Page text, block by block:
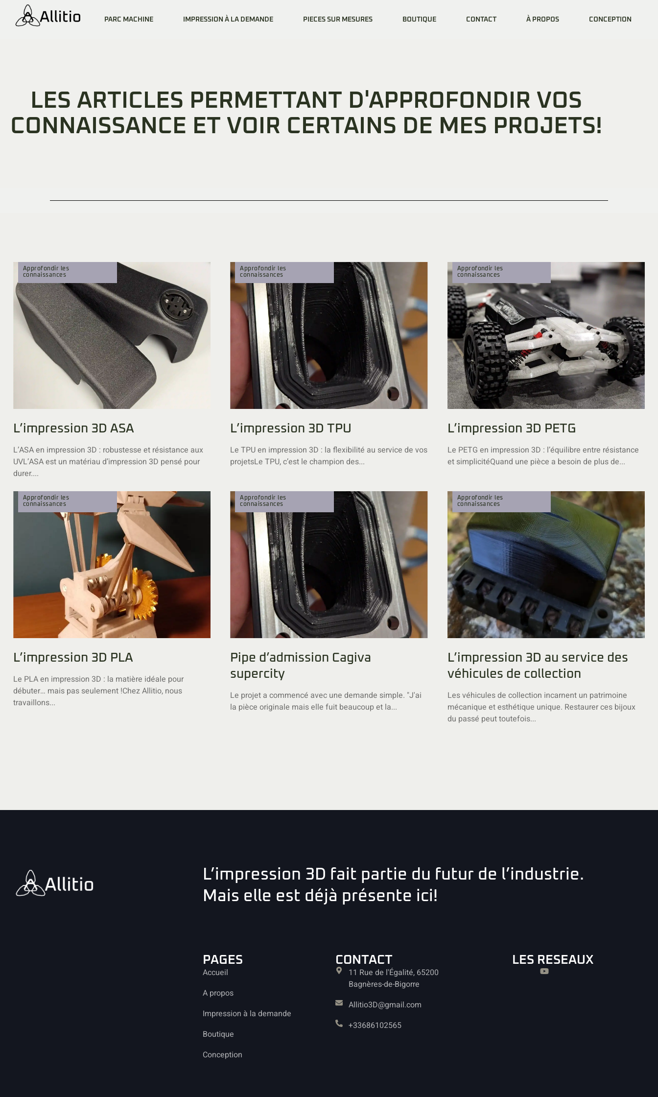
PARC MACHINE IMPRESSION À LA DEMANDE PIECES SUR MESURES BOUTIQUE CONTACT À PROPOS CONCEPTION
LES ARTICLES PERMETTANT D'APPROFONDIR VOS
CONNAISSANCE ET VOIR CERTAINS DE MES PROJETS!
Approfondir les
connaissances
L’impression 3D ASA
L’ASA en impression 3D : robustesse et résistance aux
UVL’ASA est un matériau d’impression 3D pensé pour
durer....
Approfondir les
connaissances
L’impression 3D TPU
Le TPU en impression 3D : la flexibilité au service de vos
projetsLe TPU, c’est le champion des...
Approfondir les
connaissances
L’impression 3D PETG
Le PETG en impression 3D : l’équilibre entre résistance
et simplicitéQuand une pièce a besoin de plus de...
Approfondir les
connaissances
L’impression 3D PLA
Le PLA en impression 3D : la matière idéale pour
débuter… mais pas seulement !Chez Allitio, nous
travaillons...
Approfondir les
connaissances
Pipe d’admission Cagiva
supercity
Le projet a commencé avec une demande simple. "J'ai
la pièce originale mais elle fuit beaucoup et la...
Approfondir les
connaissances
L’impression 3D au service des
véhicules de collection
Les véhicules de collection incarnent un patrimoine
mécanique et esthétique unique. Restaurer ces bijoux
du passé peut toutefois...
L’impression 3D fait partie du futur de l’industrie.
Mais elle est déjà présente ici!
PAGES
Accueil
A propos
Impression à la demande
Boutique
Conception
CONTACT
11 Rue de l'Égalité, 65200
Bagnères-de-Bigorre
Allitio3D@gmail.com
+33686102565
LES RESEAUX